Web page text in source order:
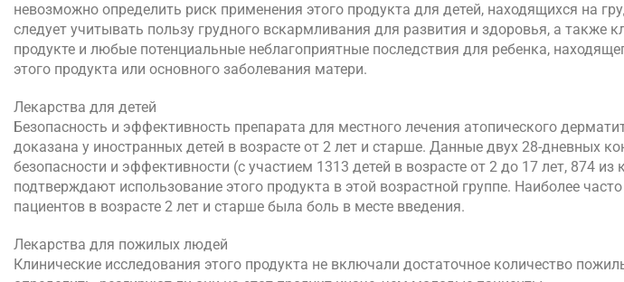
невозможно определить риск применения этого продукта для детей, находящихся на
следует учитывать пользу грудного вскармливания для развития и здоровья, а также
продукте и любые потенциальные неблагоприятные последствия для ребенка,
этого продукта или основного заболевания матери.
Лекарства для детей
Безопасность и эффективность препарата для местного лечения атопического
доказана у иностранных детей в возрасте от 2 лет и старше. Данные двух 28-дневных
безопасности и эффективности (с участием 1313 детей в возрасте от 2 до 17 лет, 874
подтверждают использование этого продукта в этой возрастной группе. Наиболее
пациентов в возрасте 2 лет и старше была боль в месте введения.
Лекарства для пожилых людей
Клинические исследования этого продукта не включали достаточное количество